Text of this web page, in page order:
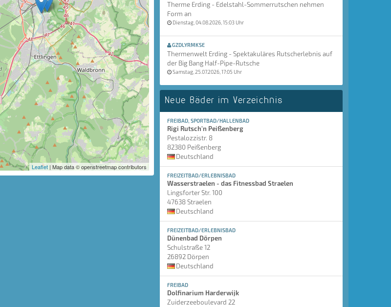
Leaflet | Map data © openstreetmap contributors
Therme Erding - Edelstahl-Sommerrutschen nehmen
Form an
Dienstag, 04.08.2026, 15:03 Uhr
GZDLYRMKSE
Thermenwelt Erding - Spektakuläres Rutscherlebnis auf
der Big Bang Half-Pipe-Rutsche
Samstag, 25.07.2026, 17:05 Uhr
Neue Bäder im Verzeichnis
FREIBAD, SPORTBAD/HALLENBAD
Rigi Rutsch'n Peißenberg
Pestalozzistr. 8
82380 Peißenberg
Deutschland
FREIZEITBAD/ERLEBNISBAD
Wasserstraelen - das Fitnessbad Straelen
Lingsforter Str. 100
47638 Straelen
Deutschland
FREIZEITBAD/ERLEBNISBAD
Dünenbad Dörpen
Schulstraße 12
26892 Dörpen
Deutschland
FREIBAD
Dolfinarium Harderwijk
Zuiderzeeboulevard 22